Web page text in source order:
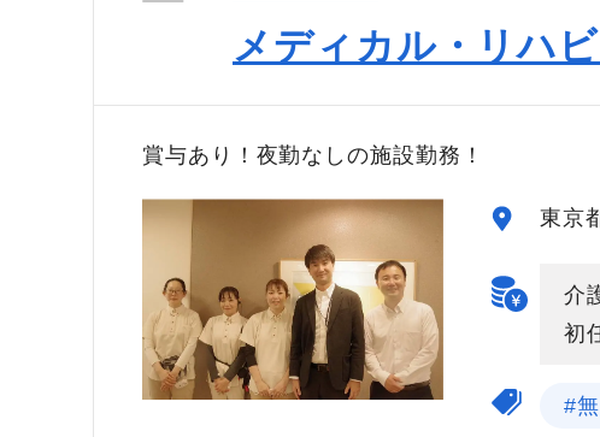
メディカル・リハ
賞与あり！夜勤なしの施設勤務！
東京
介
初
#